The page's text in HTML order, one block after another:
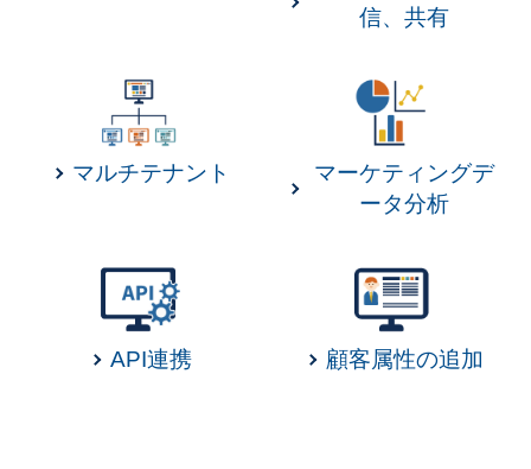
信、共有
マルチテナント
マーケティングデ
ータ分析
API連携 顧客属性の追加